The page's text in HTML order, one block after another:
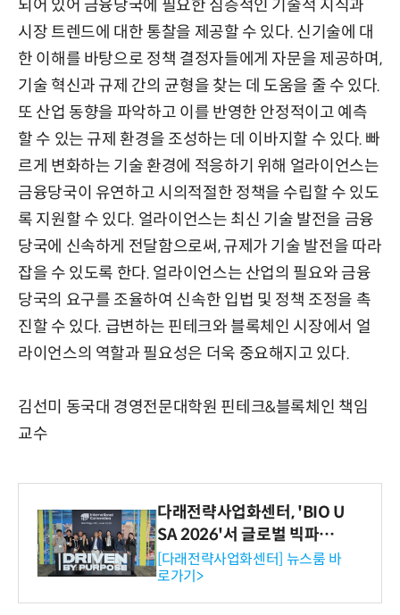
되어 있어 금융당국에 필요한 심층적인 기술적 지식과
시장 트렌드에 대한 통찰을 제공할 수 있다. 신기술에 대
한 이해를 바탕으로 정책 결정자들에게 자문을 제공하며,
기술 혁신과 규제 간의 균형을 찾는 데 도움을 줄 수 있다.
또 산업 동향을 파악하고 이를 반영한 안정적이고 예측
할 수 있는 규제 환경을 조성하는 데 이바지할 수 있다. 빠
르게 변화하는 기술 환경에 적응하기 위해 얼라이언스는
금융당국이 유연하고 시의적절한 정책을 수립할 수 있도
록 지원할 수 있다. 얼라이언스는 최신 기술 발전을 금융
당국에 신속하게 전달함으로써, 규제가 기술 발전을 따라
잡을 수 있도록 한다. 얼라이언스는 산업의 필요와 금융
당국의 요구를 조율하여 신속한 입법 및 정책 조정을 촉
진할 수 있다. 급변하는 핀테크와 블록체인 시장에서 얼
라이언스의 역할과 필요성은 더욱 중요해지고 있다.
김선미 동국대 경영전문대학원 핀테크&블록체인 책임
교수
다래전략사업화센터, 'BIO U
SA 2026'서 글로벌 빅파마
와의 비즈니스 미팅 지원…K
-바이오 해외 진출 교두보 확
보
[다래전략사업화센터] 뉴스룸 바
로가기>